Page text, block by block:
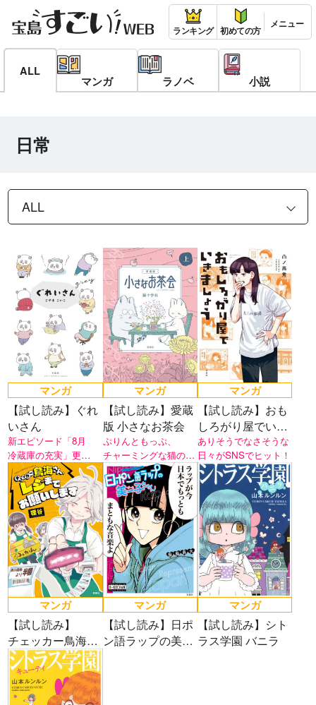
ランキング 初めての方
ALL
マンガ ラノベ 小説
日常
マンガ
【試し読み】ぐれ
いさん
新エピソード「8月
冷蔵庫の充実」更
新！ 「リンネル.jp」
連載マンガが待望の書
籍化！
マンガ
【試し読み】愛蔵
版 小さなお茶会
ぷりんともっぷ、
チャーミングな猫の夫
婦を描きます。
マンガ
【試し読み】おも
しろがり屋でいき
ましょう
ありそうでなさそうな
日々がSNSでヒット！
マンガ
【試し読み】
チェッカー鳥海さ
ん、レジまでお願
いします
マンガ
【試し読み】日ポ
ン語ラップの美ー
マンガ
【試し読み】シト
ラス学園 バニラ